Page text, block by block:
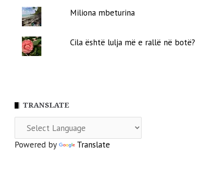
Miliona mbeturina
Cila është lulja më e rallë në botë?
TRANSLATE
Powered by Translate